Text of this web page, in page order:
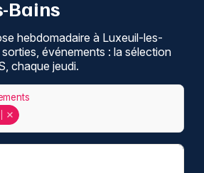
Bains
hebdomadaire à Luxeuil-les-
événements : la sélection
chaque jeudi.